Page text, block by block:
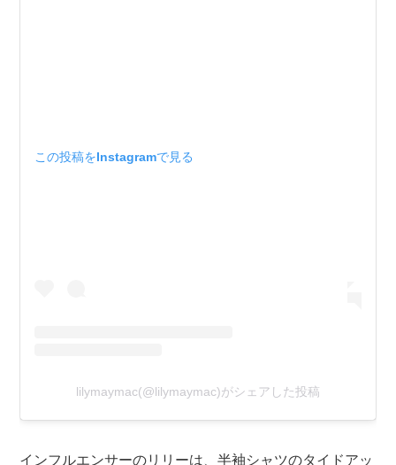
この投稿をInstagramで見る
lilymaymac(@lilymaymac)がシェアした投稿
インフルエンサーのリリーは、半袖シャツのタイドアッ